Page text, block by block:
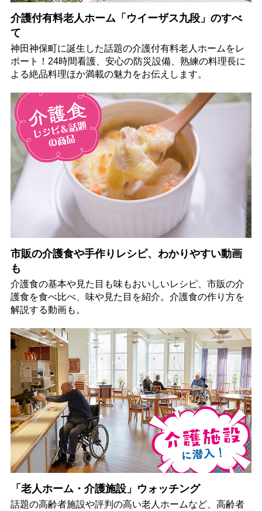
介護付有料老人ホーム「ウイーザス九段」のすべ
て
神田神保町に誕生した話題の介護付有料老人ホームをレ
ポート！24時間看護、安心の防災設備、熟練の料理長に
よる絶品料理ほか満載の魅力をお伝えします。
市販の介護食や手作りレシピ、わかりやすい動画
も
介護食の基本や見た目も味もおいしいレシピ、市販の介
護食を食べ比べ、味や見た目を紹介。介護食の作り方を
解説する動画も。
「老人ホーム・介護施設」ウォッチング
話題の高齢者施設や評判の高い老人ホームなど、高齢者